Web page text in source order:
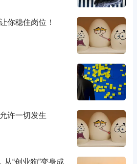
你稳住岗位！
许一切发生
从“创业狗”变身成